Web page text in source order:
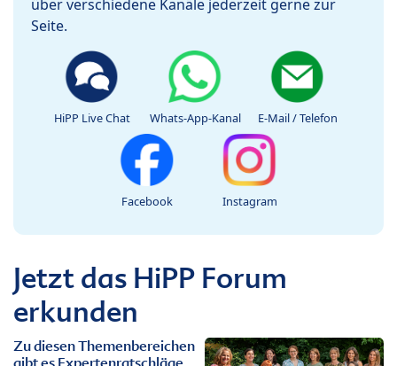
über verschiedene Kanäle jederzeit gerne zur
Seite.
HiPP Live Chat Whats-App-Kanal E-Mail / Telefon
Facebook Instagram
Jetzt das HiPP Forum
erkunden
Zu diesen Themenbereichen